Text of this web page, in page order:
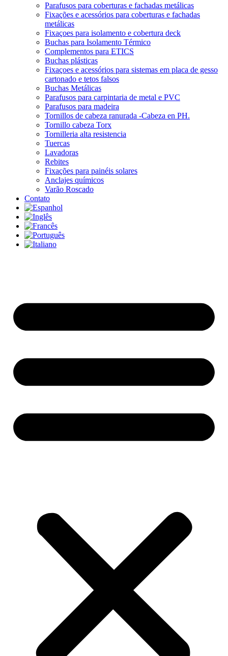
Parafusos para coberturas e fachadas metálicas
Fixações e acessórios para coberturas e fachadas
metálicas
Fixaçoes para isolamento e cobertura deck
Buchas para Isolamento Térmico
Complementos para ETICS
Buchas plásticas
Fixaçoes e acessórios para sistemas em placa de gesso
cartonado e tetos falsos
Buchas Metálicas
Parafusos para carpintaria de metal e PVC
Parafusos para madeira
Tornillos de cabeza ranurada -Cabeza en PH.
Tornillo cabeza Torx
Tornilleria alta resistencia
Tuercas
Lavadoras
Rebites
Fixações para painéis solares
Anclajes químicos
Varão Roscado
Contato